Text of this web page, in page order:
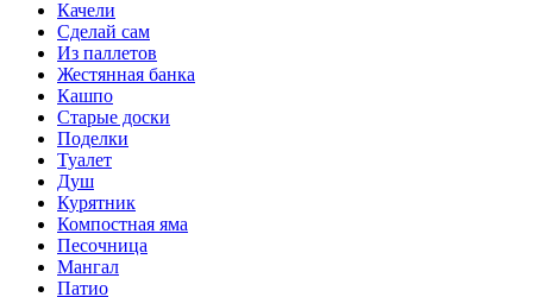
Качели
Сделай сам
Из паллетов
Жестянная банка
Кашпо
Старые доски
Поделки
Туалет
Душ
Курятник
Компостная яма
Песочница
Мангал
Патио